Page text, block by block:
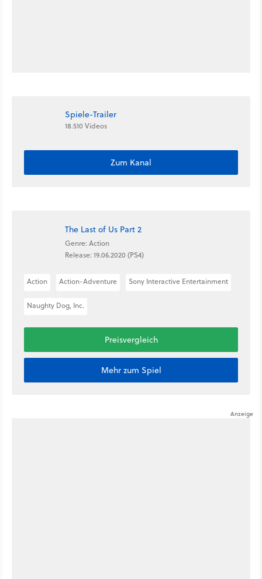
Spiele-Trailer
18.510 Videos
Zum Kanal
The Last of Us Part 2
Genre: Action
Release: 19.06.2020 (PS4)
Action Action-Adventure Sony Interactive Entertainment
Naughty Dog, Inc.
Preisvergleich
Mehr zum Spiel